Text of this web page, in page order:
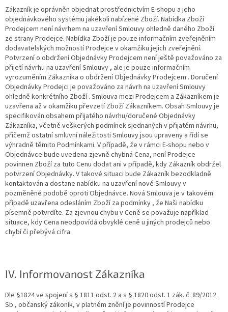
Zákazník je oprávněn objednat prostřednictvím E-shopu a jeho
objednávkového systému jakékoli nabízené Zboží. Nabídka Zboží
Prodejcem není návrhem na uzavření Smlouvy ohledně daného Zboží
ze strany Prodejce. Nabídka Zboží je pouze informačním zveřejněním
dodavatelských možností Prodejce v okamžiku jejich zveřejnění.
Potvrzení o obdržení Objednávky Prodejcem není ještě považováno za
přijetí návrhu na uzavření Smlouvy , ale je pouze informačním
vyrozuměním Zákazníka o obdržení Objednávky Prodejcem . Doručení
Objednávky Prodejci je považováno za návrh na uzavření Smlouvy
ohledně konkrétního Zboží . Smlouva mezi Prodejcem a Zákazníkem je
uzavřena až v okamžiku převzetí Zboží Zákazníkem. Obsah Smlouvy je
specifikován obsahem přijatého návrhu/doručené Objednávky
Zákazníka, včetně veškerých podmínek sjednaných v přijatém návrhu,
přičemž ostatní smluvní náležitosti Smlouvy jsou upraveny a řídí se
výhradně těmito Podmínkami. V případě, že v rámci E-shopu nebo v
Objednávce bude uvedena zjevně chybná Cena, není Prodejce
povinnen Zboží za tuto Cenu dodat ani v případě, kdy Zákazník obdržel
potvrzení Objednávky. V takové situaci bude Zákazník bezodkladně
kontaktován a dostane nabídku na uzavření nové Smlouvy v
pozměněné podobě oproti Objednávce. Nová Smlouva je v takovém
případě uzavřena odesláním Zbožíza podmínky, že Naši nabídku
písemně potvrdíte. Za zjevnou chybu v Ceně se považuje například
situace, kdy Cena neodpovídá obvyklé ceně u jiných prodejců nebo
chybí či přebývá cifra.
IV. Informovanost Zákazníka
Dle §1824 ve spojení s § 1811 odst. 2 a s § 1820 odst. 1 zák. č. 89/2012
Sb., občanský zákoník, v platném znění je povinností Prodejce